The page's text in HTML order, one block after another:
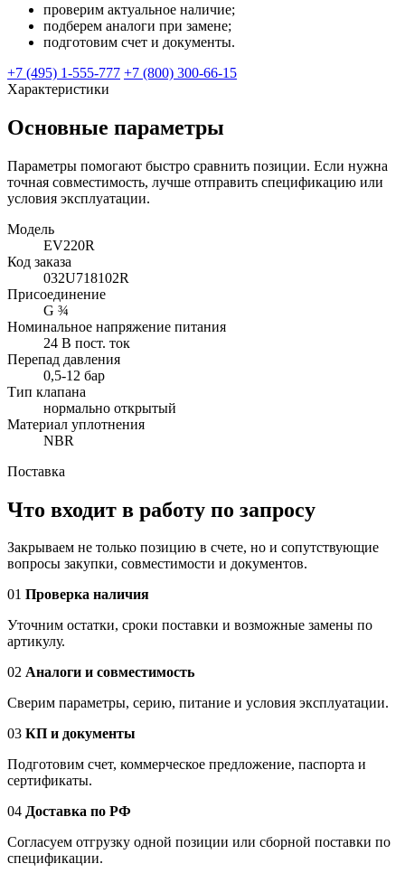
проверим актуальное наличие;
подберем аналоги при замене;
подготовим счет и документы.
+7 (495) 1-555-777 +7 (800) 300-66-15
Характеристики
Основные параметры
Параметры помогают быстро сравнить позиции. Если нужна
точная совместимость, лучше отправить спецификацию или
условия эксплуатации.
Модель
EV220R
Код заказа
032U718102R
Присоединение
G ¾
Номинальное напряжение питания
24 В пост. ток
Перепад давления
0,5-12 бар
Тип клапана
нормально открытый
Материал уплотнения
NBR
Поставка
Что входит в работу по запросу
Закрываем не только позицию в счете, но и сопутствующие
вопросы закупки, совместимости и документов.
01 Проверка наличия
Уточним остатки, сроки поставки и возможные замены по
артикулу.
02 Аналоги и совместимость
Сверим параметры, серию, питание и условия эксплуатации.
03 КП и документы
Подготовим счет, коммерческое предложение, паспорта и
сертификаты.
04 Доставка по РФ
Согласуем отгрузку одной позиции или сборной поставки по
спецификации.